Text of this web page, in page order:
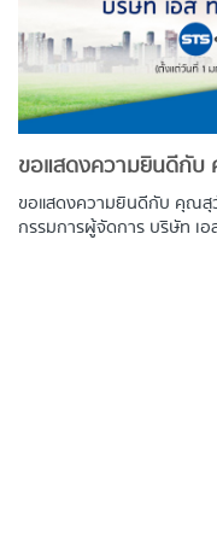
ขอแสดงความยินดีกับ คุณสุ
กรรมการผู้จัดการ บริษัท เ